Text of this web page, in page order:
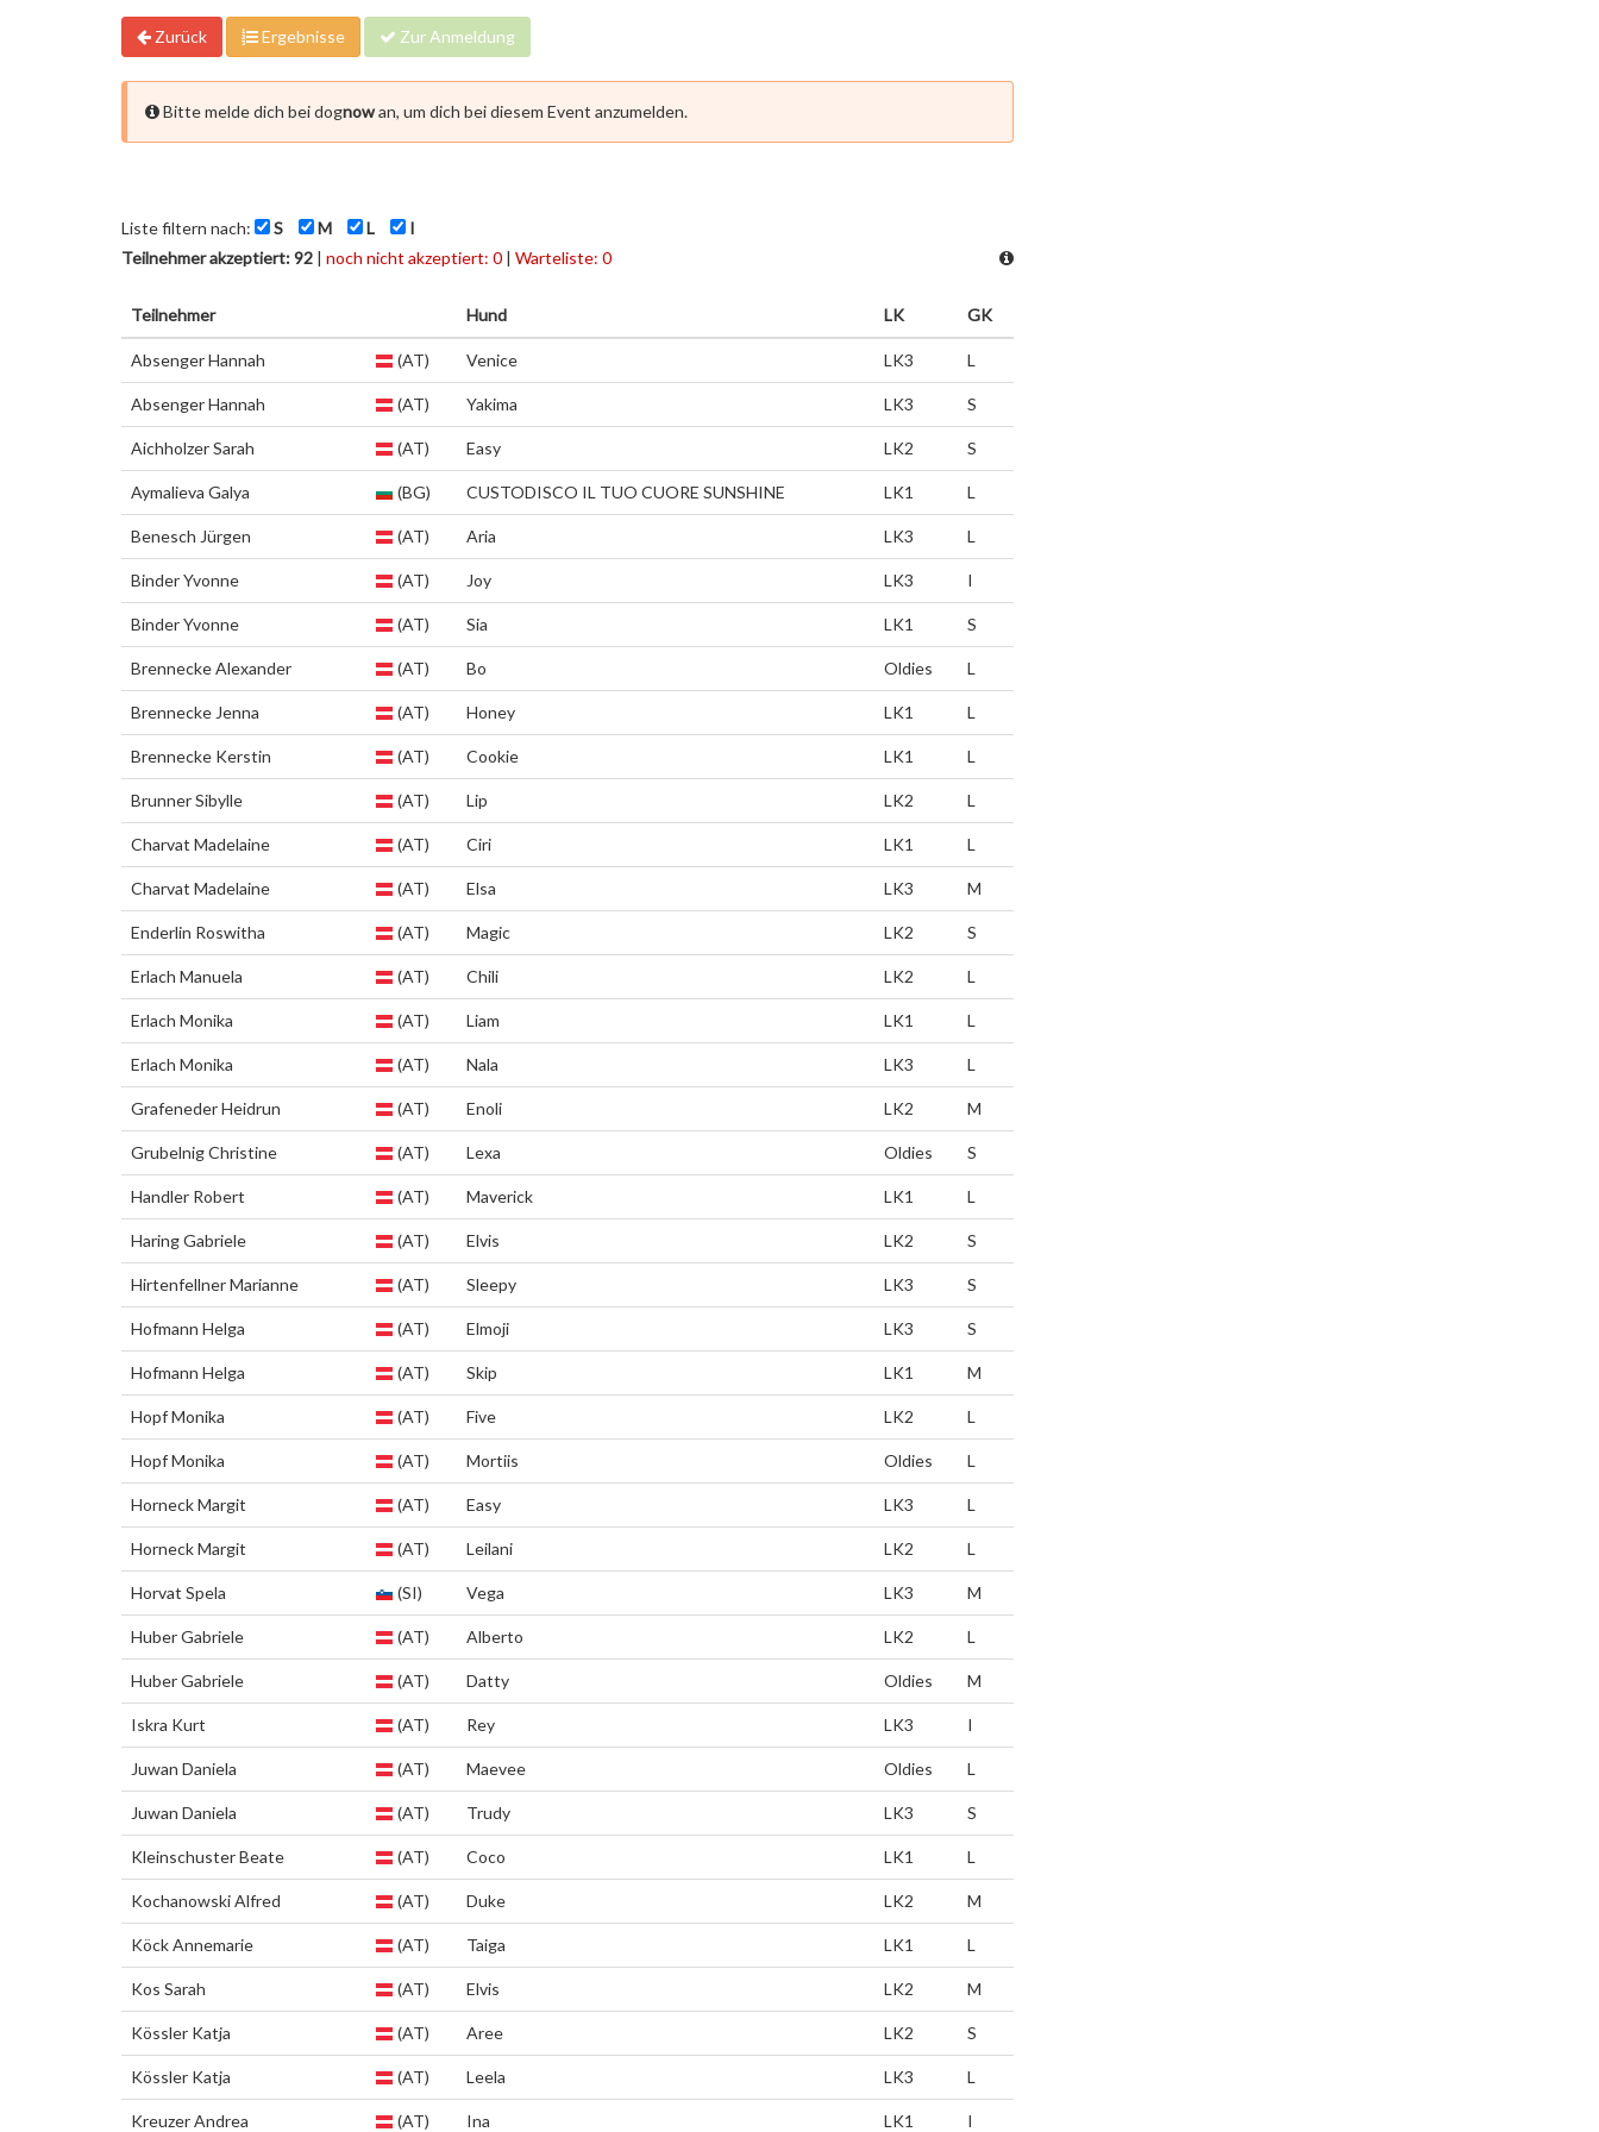
Zurück Ergebnisse Zur Anmeldung
Bitte melde dich bei dognowan, um dich bei diesem Event anzumelden.
Liste filtern nach: S M L
I
Teilnehmer akzeptiert: 92 | noch nicht akzeptiert: 0 | Warteliste: 0
Teilnehmer Hund LK GK
Absenger Hannah (AT) Venice LK3 L
Absenger Hannah (AT) Yakima LK3 S
Aichholzer Sarah (AT) Easy LK2 S
Aymalieva Galya (BG) CUSTODISCO IL TUO CUORE SUNSHINE LK1 L
Benesch Jürgen (AT) Aria LK3 L
Binder Yvonne (AT) Joy LK3 I
Binder Yvonne (AT) Sia LK1 S
Brennecke Alexander (AT) Bo Oldies L
Brennecke Jenna (AT) Honey LK1 L
Brennecke Kerstin (AT) Cookie LK1 L
Brunner Sibylle (AT) Lip LK2 L
Charvat Madelaine (AT) Ciri LK1 L
Charvat Madelaine (AT) Elsa LK3 M
Enderlin Roswitha (AT) Magic LK2 S
Erlach Manuela (AT) Chili LK2 L
Erlach Monika (AT) Liam LK1 L
Erlach Monika (AT) Nala LK3 L
Grafeneder Heidrun (AT) Enoli LK2 M
Grubelnig Christine (AT) Lexa Oldies S
Handler Robert (AT) Maverick LK1 L
Haring Gabriele (AT) Elvis LK2 S
Hirtenfellner Marianne (AT) Sleepy LK3 S
Hofmann Helga (AT) Elmoji LK3 S
Hofmann Helga (AT) Skip LK1 M
Hopf Monika (AT) Five LK2 L
Hopf Monika (AT) Mortiis Oldies L
Horneck Margit (AT) Easy LK3 L
Horneck Margit (AT) Leilani LK2 L
Horvat Spela (SI) Vega LK3 M
Huber Gabriele (AT) Alberto LK2 L
Huber Gabriele (AT) Datty Oldies M
Iskra Kurt (AT) Rey LK3 I
Juwan Daniela (AT) Maevee Oldies L
Juwan Daniela (AT) Trudy LK3 S
Kleinschuster Beate (AT) Coco LK1 L
Kochanowski Alfred (AT) Duke LK2 M
Köck Annemarie (AT) Taiga LK1 L
Kos Sarah (AT) Elvis LK2 M
Kössler Katja (AT) Aree LK2 S
Kössler Katja (AT) Leela LK3 L
Kreuzer Andrea (AT) Ina LK1 I